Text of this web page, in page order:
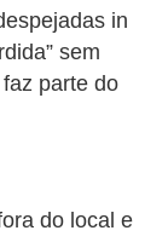
in
sem
parte do
do local e